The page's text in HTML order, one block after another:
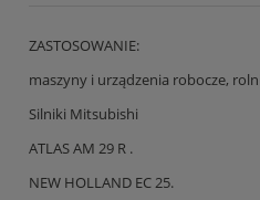
ZASTOSOWANIE:
maszyny i urządzenia robocze,
Silniki Mitsubishi
ATLAS AM 29 R .
NEW HOLLAND EC 25.